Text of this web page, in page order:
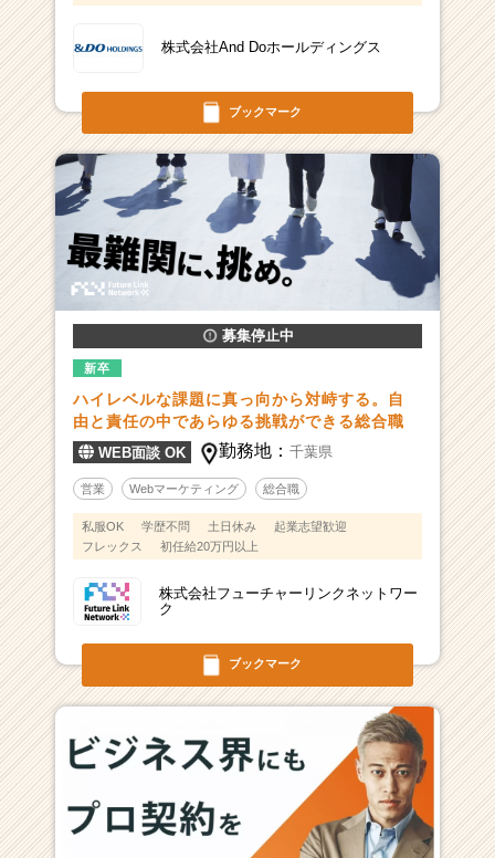
ブックマーク
株式会社And Doホールディングス
ブックマーク
募集停止中
新卒
ハイレベルな課題に真っ向から対峙する。自
由と責任の中であらゆる挑戦ができる総合職
WEB面談 OK 勤務地：千葉県
営業 Webマーケティング 総合職
私服OK 学歴不問 土日休み
起業志望歓迎
フレックス
初任給20万円以上
株式会社フューチャーリンクネットワー
ク